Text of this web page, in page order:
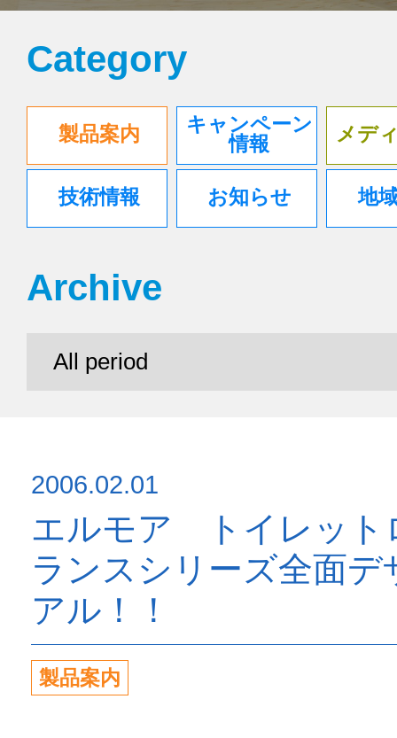
Category
製品案内
キャンペーン
情報
メデ
技術情報 お知らせ 地
Archive
2006.02.01
エルモア トイレッ
ランスシリーズ全面
アル！！
製品案内